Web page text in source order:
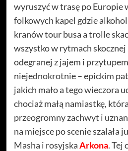
wyruszyć w trasę po Europie
folkowych kapel gdzie
kranów tour busa a trolle
wszystko w rytmach
odegranej z jajem i
niejednokrotnie – epickim
jakich mało a tego wieczora
chociaż małą namiastkę,
przeogromny zachwyt i
na miejsce po scenie szalała
Masha i rosyjskaArkona. Tej